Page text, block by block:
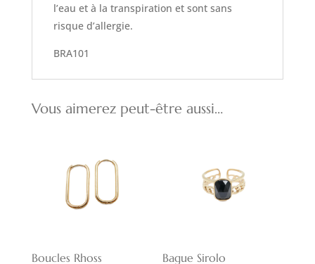
l’eau et à la transpiration et sont sans
risque d’allergie.
BRA101
Vous aimerez peut-être aussi…
Boucles Rhoss Bague Sirolo